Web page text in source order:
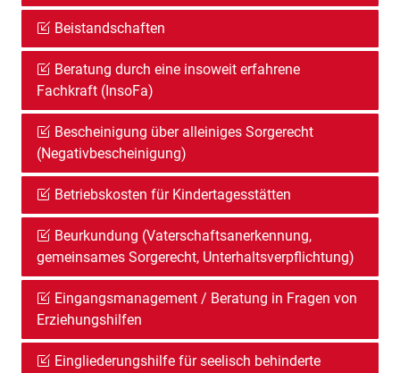
Beistandschaften
Beratung durch eine insoweit erfahrene
Fachkraft (InsoFa)
Bescheinigung über alleiniges Sorgerecht
(Negativbescheinigung)
Betriebskosten für Kindertagesstätten
Beurkundung (Vaterschaftsanerkennung,
gemeinsames Sorgerecht, Unterhaltsverpflichtung)
Eingangsmanagement / Beratung in Fragen von
Erziehungshilfen
Eingliederungshilfe für seelisch behinderte